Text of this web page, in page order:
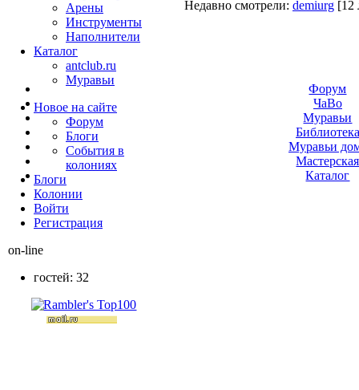
Недавно смотрели: demiurg [12
Арены
Инструменты
Наполнители
Каталог
antclub.ru
Муравьи
Новое на сайте
Форум
Блоги
События в
колониях
Блоги
Колонии
Войти
Peгиcтpaция
on-line
гостей: 32
Форум
ЧаВо
Муравьи
Библиотека
Муравьи
Мастерская
Каталог